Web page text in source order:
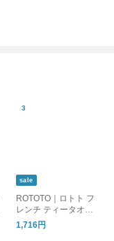
sale
ROTOTO｜ロトト フ
レンチ ティータオル
パターン ソックス 靴
下 FRENCH TEATOW
1,716円